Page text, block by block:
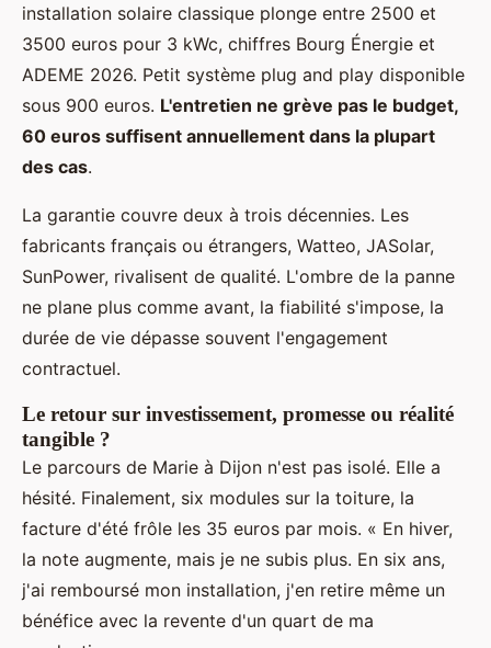
installation solaire classique plonge entre 2500 et
3500 euros pour 3 kWc, chiffres Bourg Énergie et
ADEME 2026. Petit système plug and play disponible
sous 900 euros. L'entretien ne grève pas le budget,
60 euros suffisent annuellement dans la plupart
des cas.
La garantie couvre deux à trois décennies. Les
fabricants français ou étrangers, Watteo, JASolar,
SunPower, rivalisent de qualité. L'ombre de la panne
ne plane plus comme avant, la fiabilité s'impose, la
durée de vie dépasse souvent l'engagement
contractuel.
Le retour sur investissement, promesse ou réalité
tangible ?
Le parcours de Marie à Dijon n'est pas isolé. Elle a
hésité. Finalement, six modules sur la toiture, la
facture d'été frôle les 35 euros par mois. « En hiver,
la note augmente, mais je ne subis plus. En six ans,
j'ai remboursé mon installation, j'en retire même un
bénéfice avec la revente d'un quart de ma